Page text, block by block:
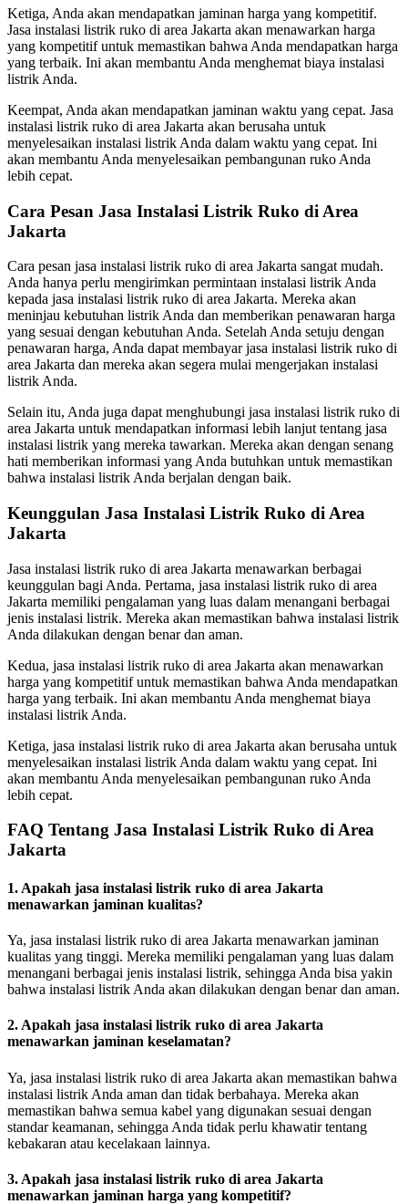
Ketiga, Anda akan mendapatkan jaminan harga yang kompetitif.
Jasa instalasi listrik ruko di area Jakarta akan menawarkan harga
yang kompetitif untuk memastikan bahwa Anda mendapatkan harga
yang terbaik. Ini akan membantu Anda menghemat biaya instalasi
listrik Anda.
Keempat, Anda akan mendapatkan jaminan waktu yang cepat. Jasa
instalasi listrik ruko di area Jakarta akan berusaha untuk
menyelesaikan instalasi listrik Anda dalam waktu yang cepat. Ini
akan membantu Anda menyelesaikan pembangunan ruko Anda
lebih cepat.
Cara Pesan Jasa Instalasi Listrik Ruko di Area
Jakarta
Cara pesan jasa instalasi listrik ruko di area Jakarta sangat mudah.
Anda hanya perlu mengirimkan permintaan instalasi listrik Anda
kepada jasa instalasi listrik ruko di area Jakarta. Mereka akan
meninjau kebutuhan listrik Anda dan memberikan penawaran harga
yang sesuai dengan kebutuhan Anda. Setelah Anda setuju dengan
penawaran harga, Anda dapat membayar jasa instalasi listrik ruko di
area Jakarta dan mereka akan segera mulai mengerjakan instalasi
listrik Anda.
Selain itu, Anda juga dapat menghubungi jasa instalasi listrik ruko di
area Jakarta untuk mendapatkan informasi lebih lanjut tentang jasa
instalasi listrik yang mereka tawarkan. Mereka akan dengan senang
hati memberikan informasi yang Anda butuhkan untuk memastikan
bahwa instalasi listrik Anda berjalan dengan baik.
Keunggulan Jasa Instalasi Listrik Ruko di Area
Jakarta
Jasa instalasi listrik ruko di area Jakarta menawarkan berbagai
keunggulan bagi Anda. Pertama, jasa instalasi listrik ruko di area
Jakarta memiliki pengalaman yang luas dalam menangani berbagai
jenis instalasi listrik. Mereka akan memastikan bahwa instalasi listrik
Anda dilakukan dengan benar dan aman.
Kedua, jasa instalasi listrik ruko di area Jakarta akan menawarkan
harga yang kompetitif untuk memastikan bahwa Anda mendapatkan
harga yang terbaik. Ini akan membantu Anda menghemat biaya
instalasi listrik Anda.
Ketiga, jasa instalasi listrik ruko di area Jakarta akan berusaha untuk
menyelesaikan instalasi listrik Anda dalam waktu yang cepat. Ini
akan membantu Anda menyelesaikan pembangunan ruko Anda
lebih cepat.
FAQ Tentang Jasa Instalasi Listrik Ruko di Area
Jakarta
1. Apakah jasa instalasi listrik ruko di area Jakarta
menawarkan jaminan kualitas?
Ya, jasa instalasi listrik ruko di area Jakarta menawarkan jaminan
kualitas yang tinggi. Mereka memiliki pengalaman yang luas dalam
menangani berbagai jenis instalasi listrik, sehingga Anda bisa yakin
bahwa instalasi listrik Anda akan dilakukan dengan benar dan aman.
2. Apakah jasa instalasi listrik ruko di area Jakarta
menawarkan jaminan keselamatan?
Ya, jasa instalasi listrik ruko di area Jakarta akan memastikan bahwa
instalasi listrik Anda aman dan tidak berbahaya. Mereka akan
memastikan bahwa semua kabel yang digunakan sesuai dengan
standar keamanan, sehingga Anda tidak perlu khawatir tentang
kebakaran atau kecelakaan lainnya.
3. Apakah jasa instalasi listrik ruko di area Jakarta
menawarkan jaminan harga yang kompetitif?